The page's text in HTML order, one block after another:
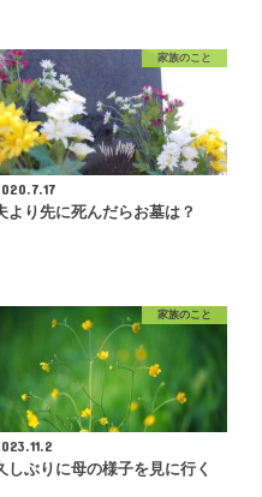
家族のこと
より先に死んだらお墓は？
家族のこと
しぶりに母の様子を見に行く